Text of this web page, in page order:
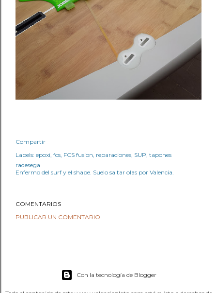
Compartir
Labels: epoxi fcs FCS fusion reparaciones SUP tapones
radesega
Enfermo del surf y el shape. Suelo saltar olas por Valencia.
COMENTARIOS
PUBLICAR UN COMENTARIO
Con la tecnología de Blogger